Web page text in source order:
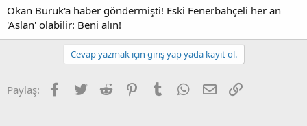
n
Okan Buruk'a haber göndermişti! Eski Fenerbahçeli her an
'Aslan' olabilir: Beni alın!
Cevap yazmak için giriş yap yada kayıt ol.
Paylaş: Facebook
Twitter Reddit PinterestTumblr WhatsApp
E-posta